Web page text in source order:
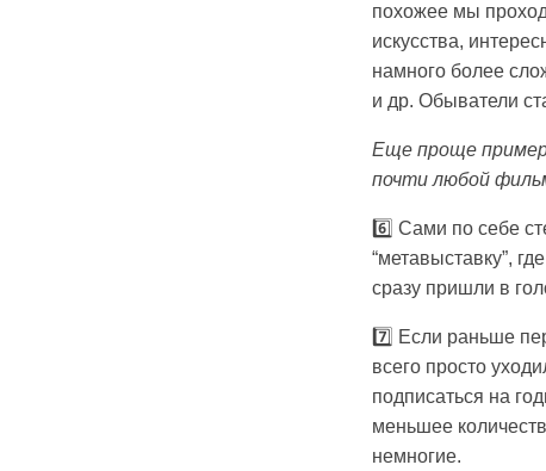
похожее мы
искусства,
намного более
и др. Обыватели
Еще проще пример
почти любой
6️⃣ Сами по себе
“метавыставку”,
сразу пришли в
7️⃣ Если раньше
всего просто
подписаться на
меньшее
немногие.